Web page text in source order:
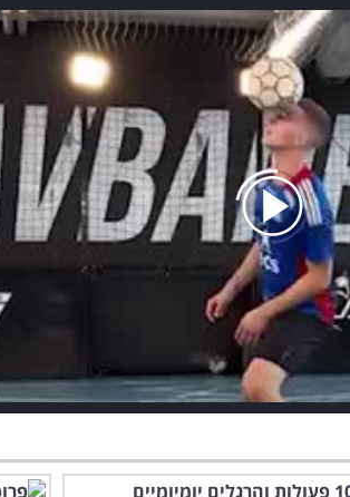
00:00/01:06